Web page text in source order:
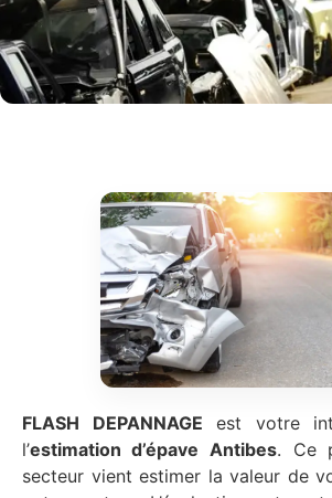
FLASH DEPANNAGE est votre
l’estimation d’épave Antibes. Ce
secteur vient estimer la valeur de